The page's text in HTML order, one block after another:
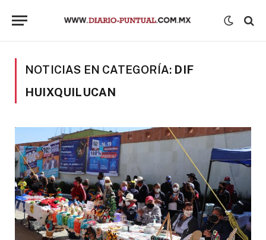
NOTICIAS EN CATEGORÍA: DIF
HUIXQUILUCAN